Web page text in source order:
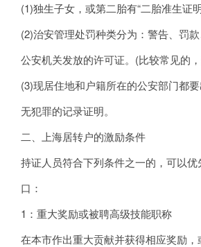
(1)独生子女，或第二胎有“二胎准生证明
(2)治安管理处罚种类分为：警告、罚
公安机关发放的许可证。(比较常见的
(3)现居住地和户籍所在的公安部门都要
无犯罪的记录证明。
二、上海居转户的激励条件
持证人员符合下列条件之一的，可以
口：
1：重大奖励或被聘高级技能职称
在本市作出重大贡献并获得相应奖励